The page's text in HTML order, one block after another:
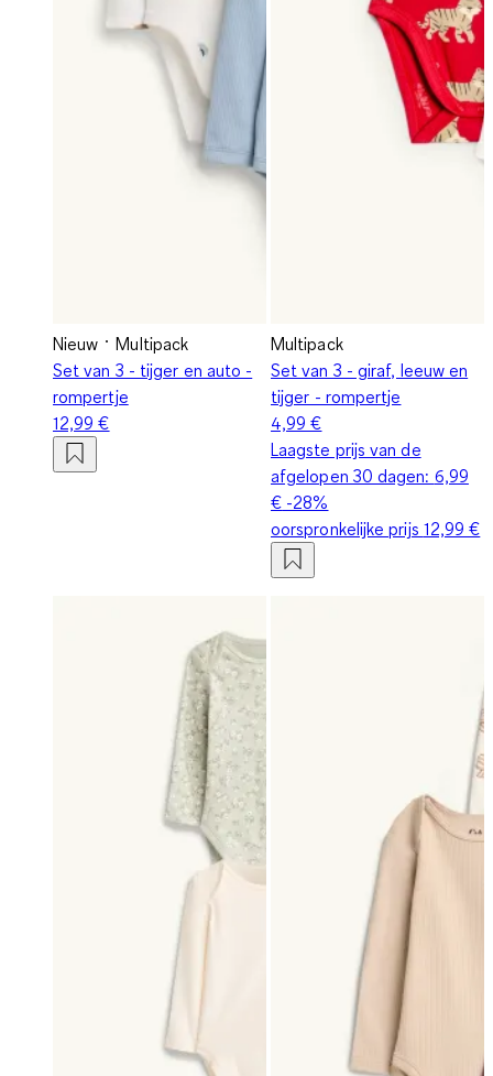
Nieuw
Multipack
Set van 3 - tijger en auto -
rompertje
12,99 €
Multipack
Set van 3 - giraf, leeuw en
tijger - rompertje
4,99 €
Laagste prijs van de
afgelopen 30 dagen: 6,99
€ -28%
oorspronkelijke prijs 12,99 €